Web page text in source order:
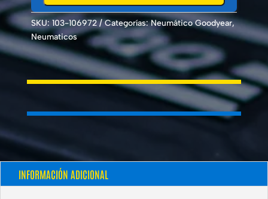
SKU: 103-106972 Categorías:Neumático Goodyear,
Neumaticos
INFORMACIÓN ADICIONAL